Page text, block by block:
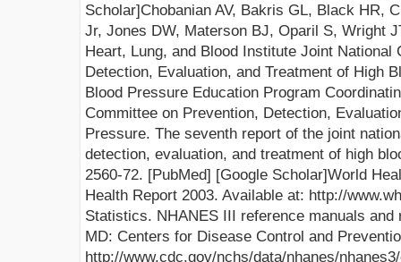
Scholar]Chobanian AV, Bakris GL, Black HR,
Jr, Jones DW, Materson BJ, Oparil S, Wright
Heart, Lung, and Blood Institute Joint National
Detection, Evaluation, and Treatment of High
Blood Pressure Education Program
Committee on Prevention, Detection,
Pressure. The seventh report of the joint
detection, evaluation, and treatment of high
2560-72. [PubMed] [Google Scholar]World
Health Report 2003. Available at: http://
Statistics. NHANES III reference manuals
MD: Centers for Disease Control and
http://www.cdc.gov/nchs/data/nhanes/